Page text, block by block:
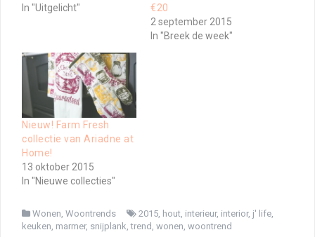
In "Uitgelicht"
€20
2 september 2015
In "Breek de week"
Nieuw! Farm Fresh
collectie van Ariadne at
Home!
13 oktober 2015
In "Nieuwe collecties"
Wonen Woontrends 2015 hout interieur, interior, j' life
keuken marmer, snijplank ,trend wonen woontrend